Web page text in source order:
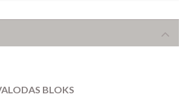
BLOKS